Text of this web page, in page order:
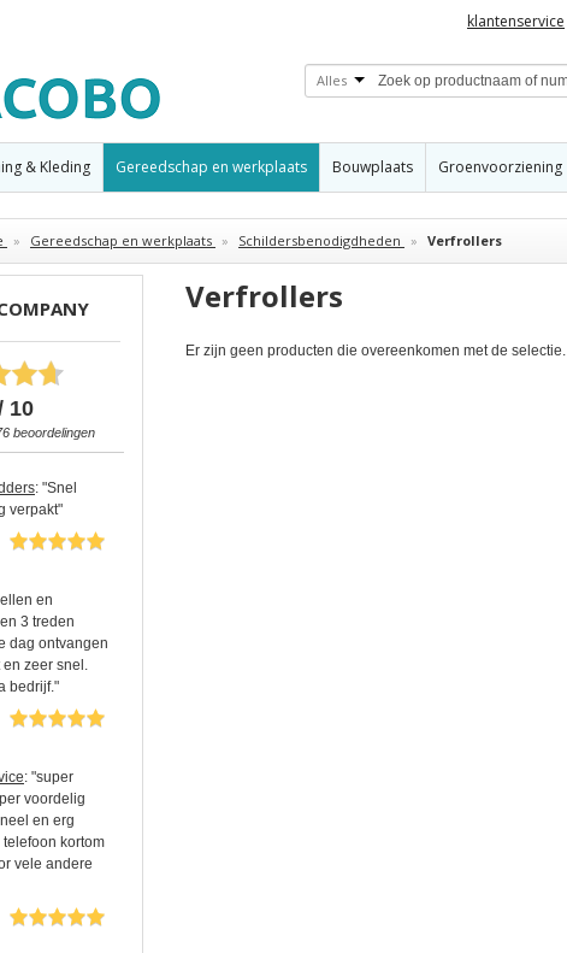
klantenservice
Alles
& Kleding Gereedschap en werkplaats Bouwplaats Groenvoorziening
» Gereedschap en werkplaats » Schildersbenodigdheden » Verfrollers
10
beoordelingen
: "Snel
verpakt"
en
3 treden
dag ontvangen
en zeer snel.
bedrijf."
: "super
voordelig
en erg
kortom
vele andere
Verfrollers
Er zijn geen producten die overeenkomen met de selectie.